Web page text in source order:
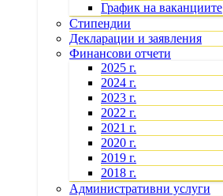
График на ваканциите
Стипендии
Декларации и заявления
Финансови отчети
2025 г.
2024 г.
2023 г.
2022 г.
2021 г.
2020 г.
2019 г.
2018 г.
Административни услуги